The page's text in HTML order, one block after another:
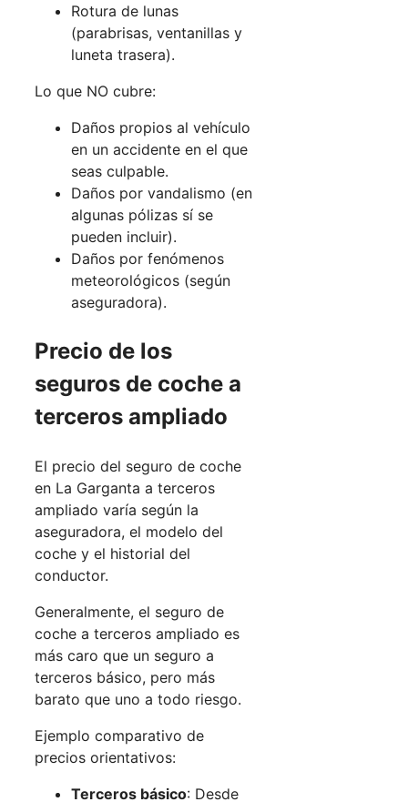
Rotura de lunas
(parabrisas, ventanillas y
luneta trasera).
Lo que NO cubre:
Daños propios al vehículo
en un accidente en el que
seas culpable.
Daños por vandalismo (en
algunas pólizas sí se
pueden incluir).
Daños por fenómenos
meteorológicos (según
aseguradora).
Precio de los
seguros de coche a
terceros ampliado
El precio del seguro de coche
en La Garganta a terceros
ampliado varía según la
aseguradora, el modelo del
coche y el historial del
conductor.
Generalmente, el seguro de
coche a terceros ampliado es
más caro que un seguro a
terceros básico, pero más
barato que uno a todo riesgo.
Ejemplo comparativo de
precios orientativos:
Terceros básico: Desde